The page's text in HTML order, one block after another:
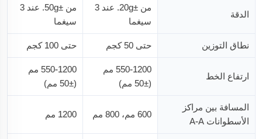
الدقة
من ±20g. عند 3
سيغما
من ±50g. عند 3
سيغما
نطاق التوزين حتى 50 كجم حتى 100 كجم
ارتفاع الخط
550-1200 مم
(±50 مم)
550-1200 مم
(±50 مم)
المسافة بين مراكز
الأسطوانات A-A
600 مم، 800 مم 1200 مم